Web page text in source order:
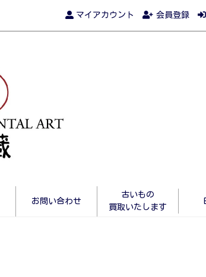
マイアカウント 会員登録
お問い合わせ
古いもの
買取いたします